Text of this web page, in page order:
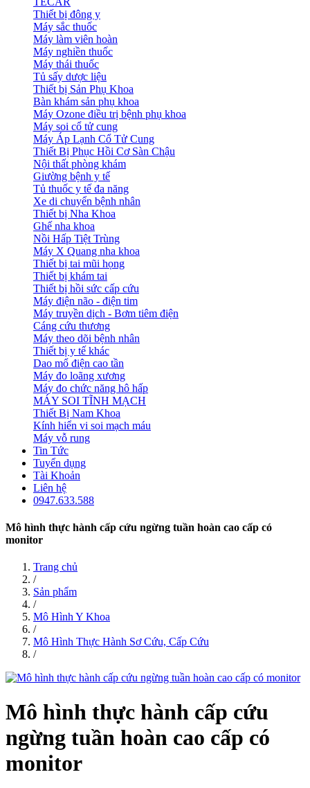
Thiết bị đông y
Máy sắc thuốc
Máy làm viên hoàn
Máy nghiền thuốc
Máy thái thuốc
Tủ sấy dược liệu
Thiết bị Sản Phụ Khoa
Bàn khám sản phụ khoa
Máy Ozone điều trị bệnh phụ khoa
Máy soi cổ tử cung
Máy Áp Lạnh Cổ Tử Cung
Thiết Bị Phục Hồi Cơ Sàn Chậu
Nội thất phòng khám
Giường bệnh y tế
Tủ thuốc y tế đa năng
Xe di chuyển bệnh nhân
Thiết bị Nha Khoa
Ghế nha khoa
Nồi Hấp Tiệt Trùng
Máy X Quang nha khoa
Thiết bị tai mũi họng
Thiết bị khám tai
Thiết bị hồi sức cấp cứu
Máy điện não - điện tim
Máy truyền dịch - Bơm tiêm điện
Cáng cứu thương
Máy theo dõi bệnh nhân
Thiết bị y tế khác
Dao mổ điện cao tần
Máy đo loãng xương
Máy đo chức năng hô hấp
MÁY SOI TĨNH MẠCH
Thiết Bị Nam Khoa
Kính hiển vi soi mạch máu
Máy vỗ rung
Tin Tức
Tuyển dụng
Tài Khoản
Liên hệ
0947.633.588
Mô hình thực hành cấp cứu ngừng tuần hoàn cao cấp có
monitor
Trang chủ
/
Sản phẩm
/
Mô Hình Y Khoa
/
Mô Hình Thực Hành Sơ Cứu, Cấp Cứu
/
Mô hình thực hành cấp cứu
ngừng tuần hoàn cao cấp có
monitor